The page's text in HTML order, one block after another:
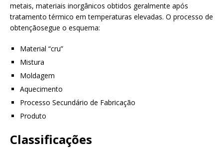
metais, materiais inorgânicos obtidos geralmente após
tratamento térmico em temperaturas elevadas. O processo de
obtençãosegue o esquema:
Material “cru”
Mistura
Moldagem
Aquecimento
Processo Secundário de Fabricação
Produto
Classificações